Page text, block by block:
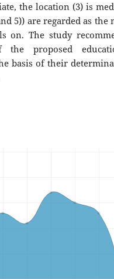
the location (3) is
5)) are regarded as the
on. The study
proposed
basis of their